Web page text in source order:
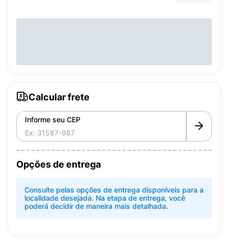
Calcular frete
Informe seu CEP
Opções de entrega
Consulte pelas opções de entrega disponíveis para a
localidade desejada. Na etapa de entrega, você
poderá decidir de maneira mais detalhada.